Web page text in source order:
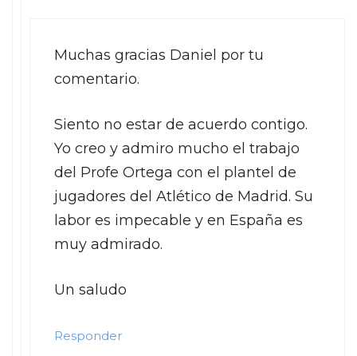
Muchas gracias Daniel por tu
comentario.
Siento no estar de acuerdo contigo.
Yo creo y admiro mucho el trabajo
del Profe Ortega con el plantel de
jugadores del Atlético de Madrid. Su
labor es impecable y en España es
muy admirado.
Un saludo
Responder